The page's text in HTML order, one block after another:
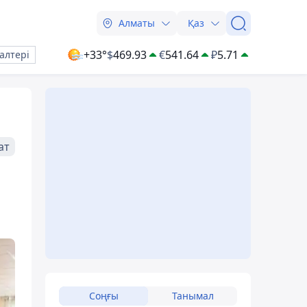
Алматы Қаз
+33°$469.93 €541.64 ₽5.71
Соңғы Танымал